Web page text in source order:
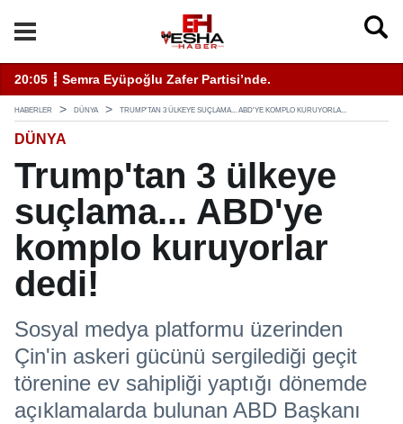
Hizmet İçin Bilinmesi Gerekenler
20:05 ┋ Semra Eyüpoğlu Zafer Partisi’nde.
HABERLER DÜNYA TRUMP'TAN 3 ÜLKEYE SUÇLAMA... ABD'YE KOMPLO KURUYORLA...
DÜNYA
Trump'tan 3 ülkeye
suçlama... ABD'ye
komplo kuruyorlar
dedi!
Sosyal medya platformu üzerinden
Çin'in askeri gücünü sergilediği geçit
törenine ev sahipliği yaptığı dönemde
açıklamalarda bulunan ABD Başkanı